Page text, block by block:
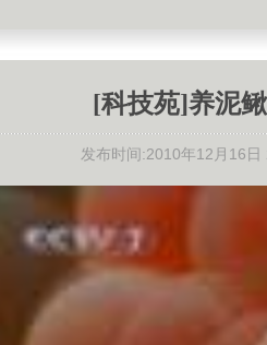
[科技苑]养泥
发布时间:2010年12月16